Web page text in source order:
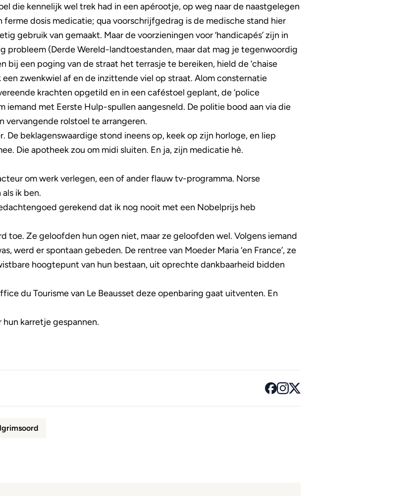
die kennelijk wel trek had in een apérootje, op weg naar de naastgelegen
dosis medicatie; qua voorschrijfgedrag is de medische stand hier
gebruik van gemaakt. Maar de voorzieningen voor ‘handicapés’ zijn in
probleem (Derde Wereld-landtoestanden, maar dat mag je tegenwoordig
bij een poging van de straat het terrasje te bereiken, hield de ‘chaise
een zwenkwiel af en de inzittende viel op straat. Alom consternatie
krachten opgetild en in een caféstoel geplant, de ‘police
iemand met Eerste Hulp-spullen aangesneld. De politie bood aan via die
vervangende rolstoel te arrangeren.
De beklagenswaardige stond ineens op, keek op zijn horloge, en liep
Die apotheek zou om midi sluiten. En ja, zijn medicatie hè.
om werk verlegen, een of ander flauw tv-programma. Norse
ik ben.
gerekend dat ik nog nooit met een Nobelprijs heb
toe. Ze geloofden hun ogen niet, maar ze geloofden wel. Volgens iemand
werd er spontaan gebeden. De rentree van Moeder Maria ‘en France’, ze
hoogtepunt van hun bestaan, uit oprechte dankbaarheid bidden
du Tourisme van Le Beausset deze openbaring gaat uitventen. En
hun karretje gespannen.